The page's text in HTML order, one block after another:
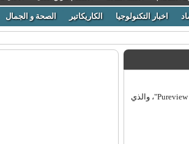
اخبار التكنولوجيا الكاريكاتير الصحة و الجمال
عرب توب - العربية - قدمت شركة "نوكيا" هاتفا ذكيا جديدا يحمل اسم "808 Pureview"، والذي